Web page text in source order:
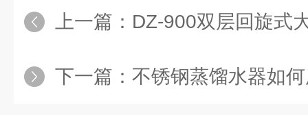
上一篇： DZ-900双层回旋式大
下一篇： 不锈钢蒸馏水器如